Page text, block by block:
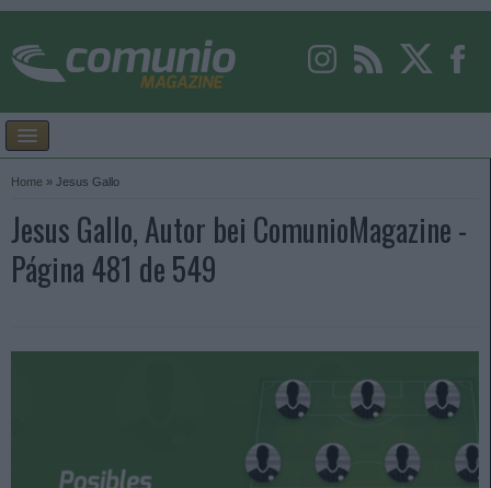
Home » Jesus Gallo
Jesus Gallo, Autor bei ComunioMagazine -
Página 481 de 549